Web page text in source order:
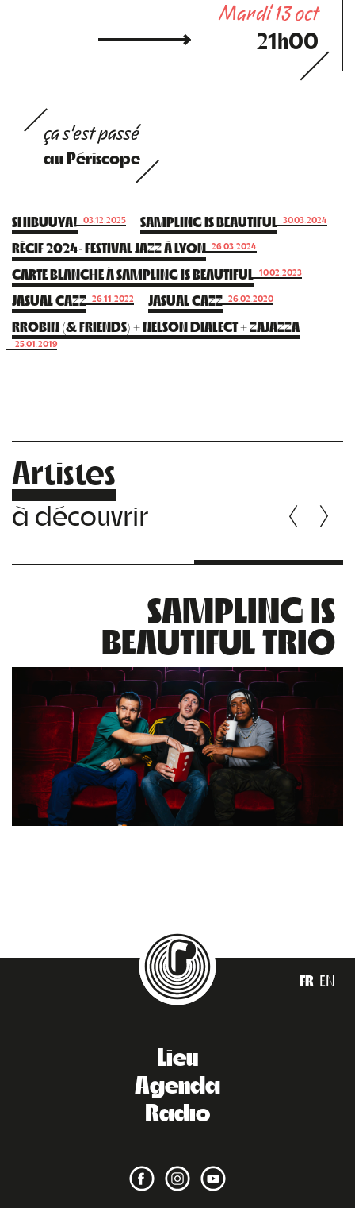
Mardi 13 oct
21h00
ça s'est passé
au Périscope
SHIBUUYA! 03.12.2025 SAMPLING IS BEAUTIFUL 30.03.2024
RÉCIF 2024· FESTIVAL JAZZ À LYON 26.03.2024
CARTE BLANCHE À SAMPLING IS BEAUTIFUL 10.02.2023
JASUAL CAZZ 26.11.2022 JASUAL CAZZ 26.02.2020
RROBIN (& FRIENDS) + NELSON DIALECT + ZAJAZZA
25.01.2019
Artistes
à découvrir
SAMPLING IS
BEAUTIFUL TRIO
FR EN
Lieu
Agenda
Radio